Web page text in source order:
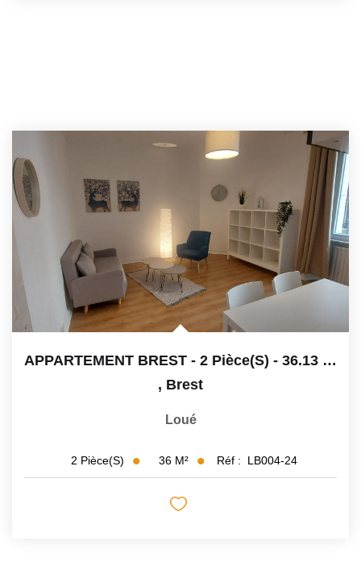
APPARTEMENT BREST - 2 Pièce(s) - 36.13 M2
, Brest
Loué
2 Pièce(s) 36 M² Réf : LB004-24